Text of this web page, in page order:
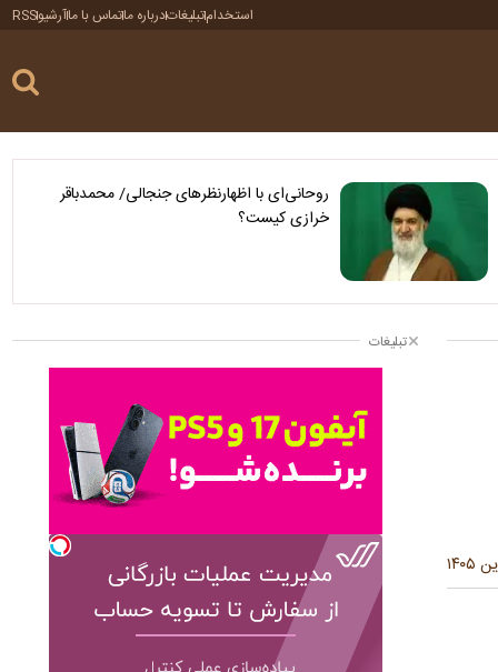
استخدامتبلیغاتدرباره ماتماس با ماآرشیوRSS
روحانی‌ای با اظهارنظرهای جنجالی/ محمدباقر
خرازی کیست؟
تبلیغات